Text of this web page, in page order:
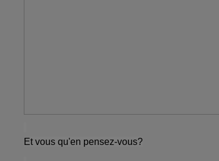
Et vous qu'en pensez-vous?